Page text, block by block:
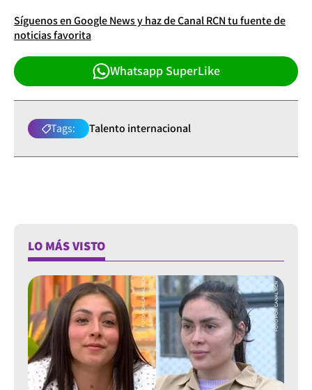
Síguenos en Google News y haz de Canal RCN tu fuente de
noticias favorita
Whatsapp SuperLike
Tags: Talento internacional
LO MÁS VISTO